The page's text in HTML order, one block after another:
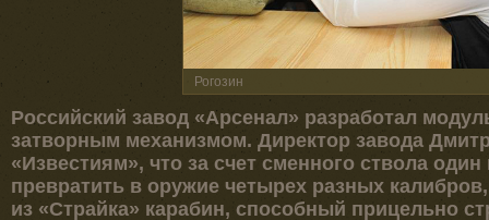
Рогозин
Российский завод «Арсенал» разработал
затворным механизмом. Директор завода
«Известиям», что за счет сменного ствола
превратить в оружие четырех разных
из «Страйка» карабин, способный прицельно